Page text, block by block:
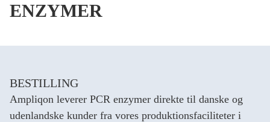
ENZYMER
BESTILLING
Ampliqon leverer PCR enzymer direkte til danske og
udenlandske kunder fra vores produktionsfaciliteter i